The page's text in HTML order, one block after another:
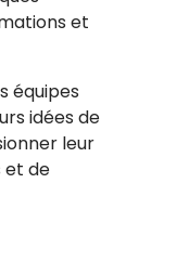
et
équipes
idées de
leur
et de